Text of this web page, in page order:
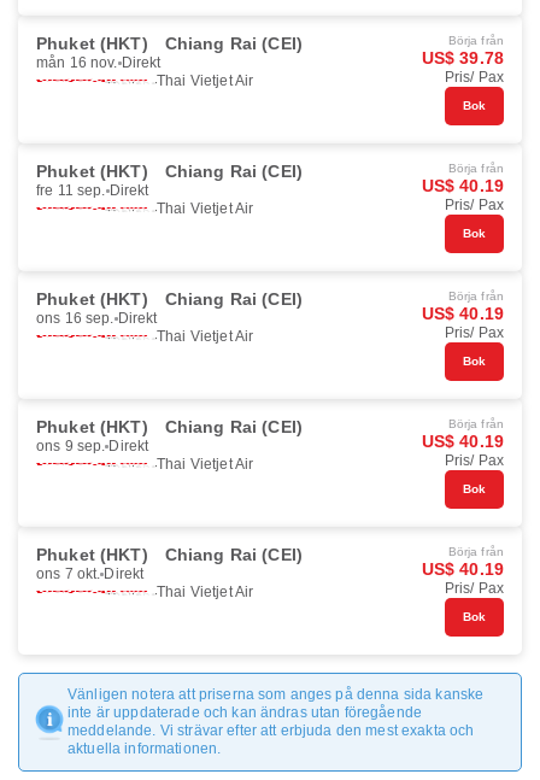
Phuket (HKT) Chiang Rai (CEI)
mån 16 nov. Direkt
Thai Vietjet Air
Börja från
US$ 39.78
Pris/ Pax
Bok
Phuket (HKT) Chiang Rai (CEI)
fre 11 sep. Direkt
Thai Vietjet Air
Börja från
US$ 40.19
Pris/ Pax
Bok
Phuket (HKT) Chiang Rai (CEI)
ons 16 sep. Direkt
Thai Vietjet Air
Börja från
US$ 40.19
Pris/ Pax
Bok
Phuket (HKT) Chiang Rai (CEI)
ons 9 sep. Direkt
Thai Vietjet Air
Börja från
US$ 40.19
Pris/ Pax
Bok
Phuket (HKT) Chiang Rai (CEI)
ons 7 okt. Direkt
Thai Vietjet Air
Börja från
US$ 40.19
Pris/ Pax
Bok
Vänligen notera att priserna som anges på denna sida kanske
inte är uppdaterade och kan ändras utan föregående
meddelande. Vi strävar efter att erbjuda den mest exakta och
aktuella informationen.